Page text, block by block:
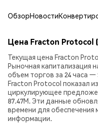
ОбзорНовости
Цена Fracton Protocol
Текущая цена Fracton
Рыночная капитализация
объем торгов за 24 часа —
Fracton Protocol показал
циркулирующее
87.47M. Эти данные
времени для обеспечения
информации.